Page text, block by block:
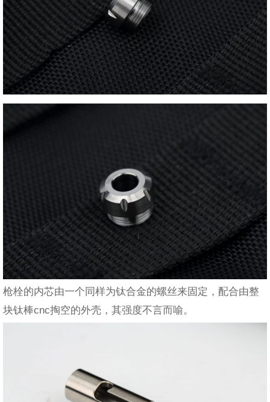
枪栓的内芯由一个同样为钛合金的螺丝来固定，配合由整
块钛棒cnc掏空的外壳，其强度不言而喻。